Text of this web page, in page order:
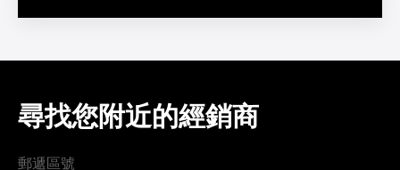
尋找您附近的經銷商